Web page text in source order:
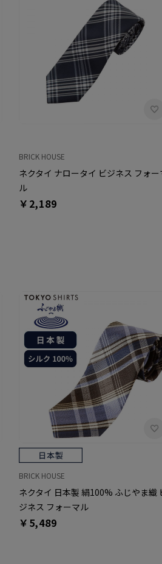
BRICK HOUSE
ネクタイ ナロータイ ビジネス フォー
ル
￥2,189
BRICK HOUSE
ネクタイ 日本製 絹100% ふじやま織
ジネス フォーマル
￥5,489